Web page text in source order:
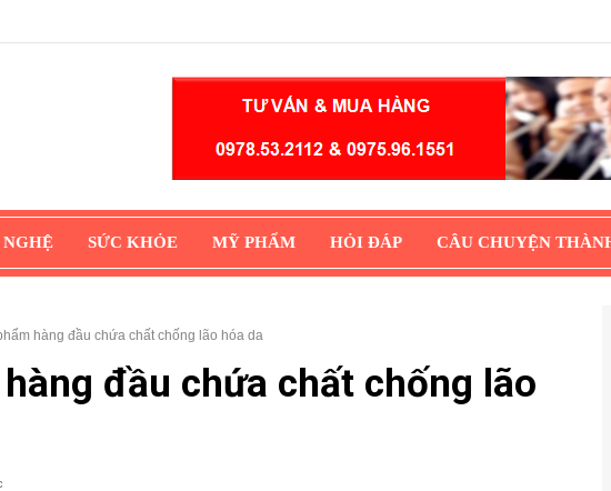
NGHỆ SỨC KHỎE MỸ PHẨM HỎI ĐÁP CÂU CHUYỆN
hàng đầu chứa chất chống lão hóa da
đầu chứa chất chống lão